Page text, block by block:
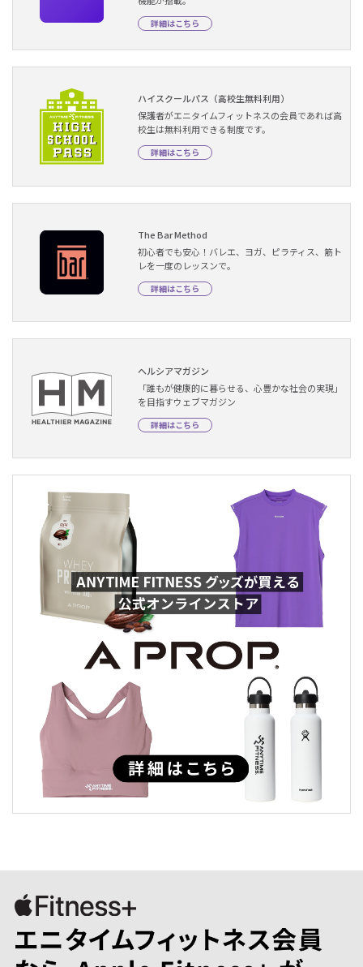
詳細はこちら
ハイスクールパス（高校生無料利用）
保護者がエニタイムフィットネスの会員であれば高
校生は無料利用できる制度です。
詳細はこちら
The Bar Method
初心者でも安心！バレエ、ヨガ、ピラティス、筋ト
レを一度のレッスンで。
詳細はこちら
ヘルシアマガジン
「誰もが健康的に暮らせる、心豊かな社会の実現」
を目指すウェブマガジン
詳細はこちら